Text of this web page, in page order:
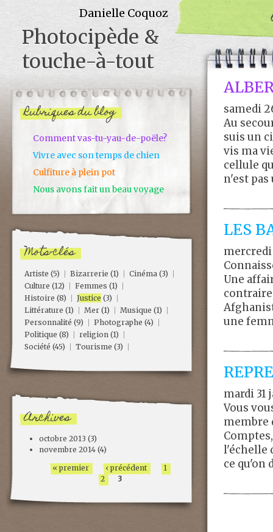
Danielle Coquoz
Photocipède &
touche-à-tout
samedi
Au
suis un
vis ma
cellule
n'est pas
LES
mercredi
Une
une
mardi 31
Vous
membre
l'échelle
ce qu'on
Rubriques du blog
Comment vas-tu-yau-de-poële?
Vivre avec son temps de chien
Culfiture à plein pot
Nous avons fait un beau voyage
Mots-clés
Artiste (5) Bizarrerie (1) Cinéma (3)
Culture (12) Femmes (1)
Histoire (8) Justice (3)
Littérature (1) Mer (1) Musique (1)
Personnalité (9) Photographe (4)
Politique (8) religion (1)
Société (45) Tourisme (3)
Archives
octobre 2013 (3)
novembre 2014 (4)
« premier
‹ précédent
1
2
3